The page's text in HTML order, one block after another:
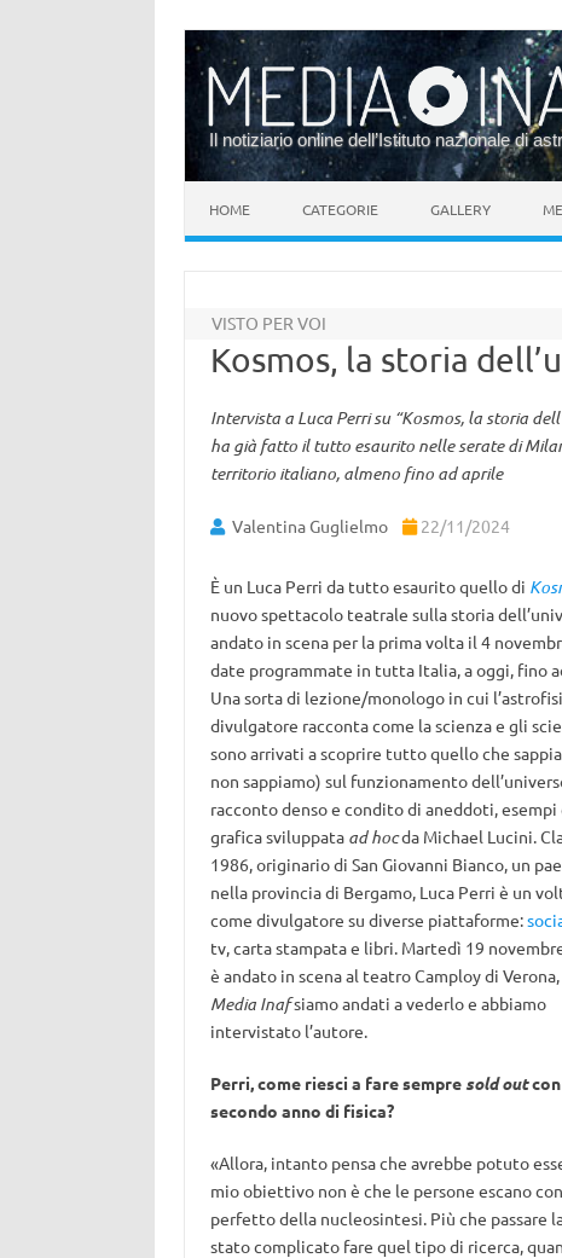
Il notiziario online dell’Istituto nazionale di
HOME CATEGORIE GALLERY
VISTO PER VOI
Kosmos, la storia
Intervista a Luca Perri su “Kosmos, la storia
ha già fatto il tutto esaurito nelle serate di
territorio italiano, almeno fino ad aprile
Valentina Guglielmo 22/11/2024
È un Luca Perri da tutto esaurito quello di
nuovo spettacolo teatrale sulla storia
andato in scena per la prima volta il 4
date programmate in tutta Italia, a oggi, fino
Una sorta di lezione/monologo in cui
divulgatore racconta come la scienza e gli
sono arrivati a scoprire tutto quello che
non sappiamo) sul funzionamento
racconto denso e condito di aneddoti, esempi
grafica sviluppata ad hocda Michael Lucini.
1986, originario di San Giovanni Bianco, un
nella provincia di Bergamo, Luca Perri è un
come divulgatore su diverse piattaforme:
tv, carta stampata e libri. Martedì 19
è andato in scena al teatro Camploy di
Media Inafsiamo andati a vederlo e abbiamo
intervistato l’autore.
Perri, come riesci a fare sempre sold outcon
secondo anno di fisica?
«Allora, intanto pensa che avrebbe potuto
mio obiettivo non è che le persone escano
perfetto della nucleosintesi. Più che passare
stato complicato fare quel tipo di ricerca,